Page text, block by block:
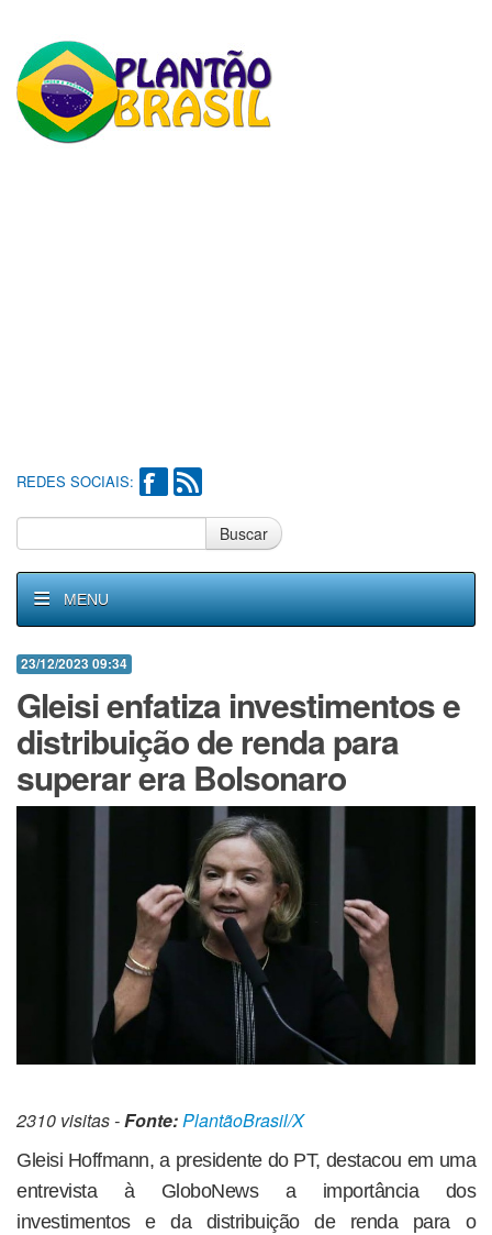
REDES SOCIAIS:
Buscar
MENU
23/12/2023 09:34
Gleisi enfatiza investimentos e
distribuição de renda para
superar era Bolsonaro
2310 visitas -Fonte:PlantãoBrasil/X
Gleisi Hoffmann, a presidente do PT, destacou em uma
entrevista à GloboNews a importância dos
investimentos e da distribuição de renda para o